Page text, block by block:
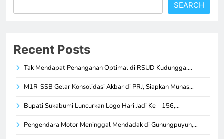
SEARCH
Recent Posts
Tak Mendapat Penanganan Optimal di RSUD Kudungga,…
M1R-SSB Gelar Konsolidasi Akbar di PRJ, Siapkan Munas…
Bupati Sukabumi Luncurkan Logo Hari Jadi Ke – 156,…
Pengendara Motor Meninggal Mendadak di Gunungpuyuh,…